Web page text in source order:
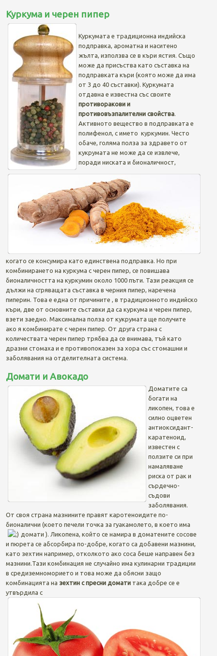
Куркума и черен пипер
Куркумата е традиционна индийска
подправка, ароматна и наситено
жълта, използва се в къри ястия. Също
може да присъства като съставка на
подправката къри (която може да има
от 3 до 40 съставки). Куркумата
отдавна е известна със своите
противоракови и
противовъзпалителни свойства.
Активното вещество в подправката е
полифенол, с името куркумин. Често
обаче, голяма полза за здравето от
кукрумата не може да се извлече,
поради ниската и бионаличност,
когато се консумира като единствена подправка. Но при
комбинирането на куркума с черен пипер, се повишава
бионаличността на куркумин около 1000 пъти. Тази реакция се
дължи на сгряващата съставка в черния пипер, наречена
пиперин. Това е една от причините , в традиционното индийско
къри, две от основните съставки да са куркума и черен пипер,
взети заедно. Максимална полза от кукрумата ще получите
ако я комбинирате с черен пипер. От друга страна с
количествата черен пипер трябва да се внимава, тъй като
дразни стомаха и е противопоказен за хора със стомашни и
заболявания на отделителната система.
Домати и Авокадо
Доматите са
богати на
ликопен, това е
силно оцветен
антиоксидант-
каратеноид,
известен с
ползите си при
намаляване
риска от рак и
сърдечно-
съдови
заболявания.
От своя страна мазнините правят каротеноидите по-
бионалични (което печели точка за гуакамолето, в което има
домати ). Ликопена, който се намира в доматените сосове
и пюрета се абсорбира по-добре, когато са добавени мазнини,
като зехтин например, отколкото ако соса беше направен без
мазнини.Тази комбинация не случайно има кулинарни традиции
в средиземноморието и това може да обясни защо
комбинацията на зехтин с пресни доматитака добре се е
утвърдила с